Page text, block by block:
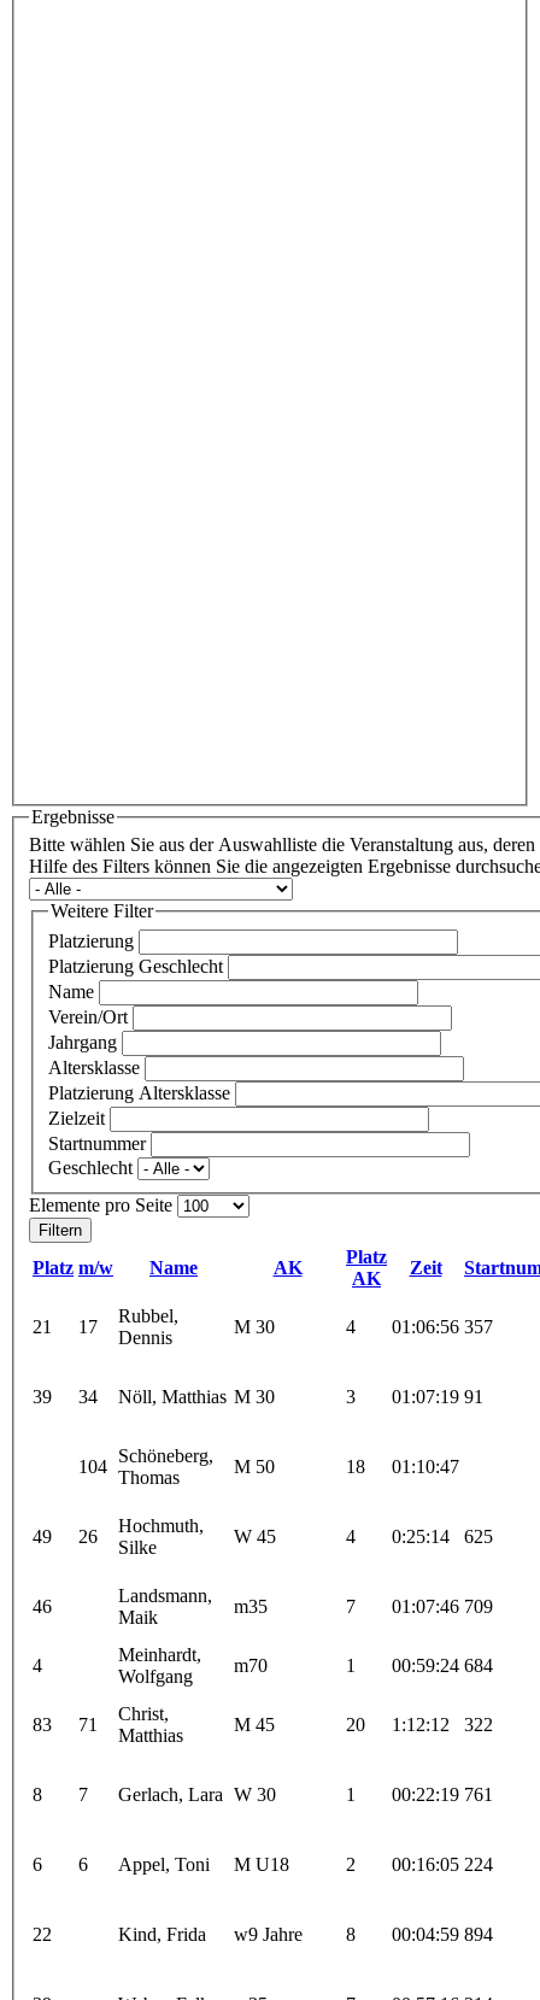
Ergebnisse
Bitte wählen Sie aus der Auswahlliste die Veranstaltung aus,
Hilfe des Filters können Sie die angezeigten Ergebnisse
Weitere Filter
Platzierung
Platzierung Geschlecht
Name
Verein/Ort
Jahrgang
Altersklasse
Platzierung Altersklasse
Zielzeit
Startnummer
Geschlecht
Elemente pro Seite
Platz m/w Name AK
Platz
AK
Zeit
21 17
Rubbel,
Dennis
M 30 4 01:06:56 357
39 34 Nöll, Matthias M 30 3 01:07:19 91
104
Schöneberg,
Thomas
M 50 18 01:10:47
49 26
Hochmuth,
Silke
W 45 4 0:25:14 625
46
Landsmann,
Maik
m35 7 01:07:46 709
4
Meinhardt,
Wolfgang
m70 1 00:59:24 684
83 71
Christ,
Matthias
M 45 20 1:12:12 322
8 7 Gerlach, Lara W 30 1 00:22:19 761
6 6 Appel, Toni M U18 2 00:16:05 224
22 Kind, Frida w9 Jahre 8 00:04:59 894